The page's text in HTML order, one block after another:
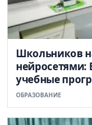
Школьников
нейросетями:
учебные
ОБРАЗОВАНИЕ